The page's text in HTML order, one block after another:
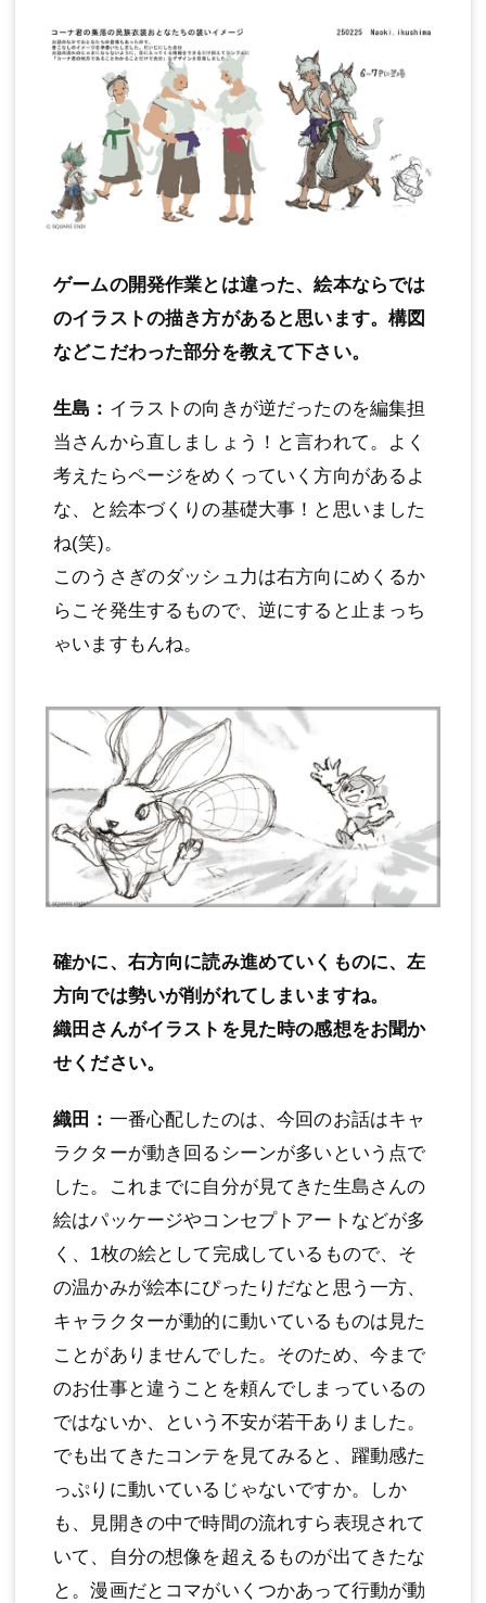
ゲームの開発作業とは違った、絵本ならでは
のイラストの描き方があると思います。構図
などこだわった部分を教えて下さい。
生島： イラストの向きが逆だったのを編集担
当さんから直しましょう！と言われて。よく
考えたらページをめくっていく方向があるよ
な、と絵本づくりの基礎大事！と思いました
ね(笑)。
このうさぎのダッシュ力は右方向にめくるか
らこそ発生するもので、逆にすると止まっち
ゃいますもんね。
確かに、右方向に読み進めていくものに、左
方向では勢いが削がれてしまいますね。
織田さんがイラストを見た時の感想をお聞か
せください。
織田： 一番心配したのは、今回のお話はキャ
ラクターが動き回るシーンが多いという点で
した。これまでに自分が見てきた生島さんの
絵はパッケージやコンセプトアートなどが多
く、1枚の絵として完成しているもので、そ
の温かみが絵本にぴったりだなと思う一方、
キャラクターが動的に動いているものは見た
ことがありませんでした。そのため、今まで
のお仕事と違うことを頼んでしまっているの
ではないか、という不安が若干ありました。
でも出てきたコンテを見てみると、躍動感た
っぷりに動いているじゃないですか。しか
も、見開きの中で時間の流れすら表現されて
いて、自分の想像を超えるものが出てきたな
と。漫画だとコマがいくつかあって行動が動